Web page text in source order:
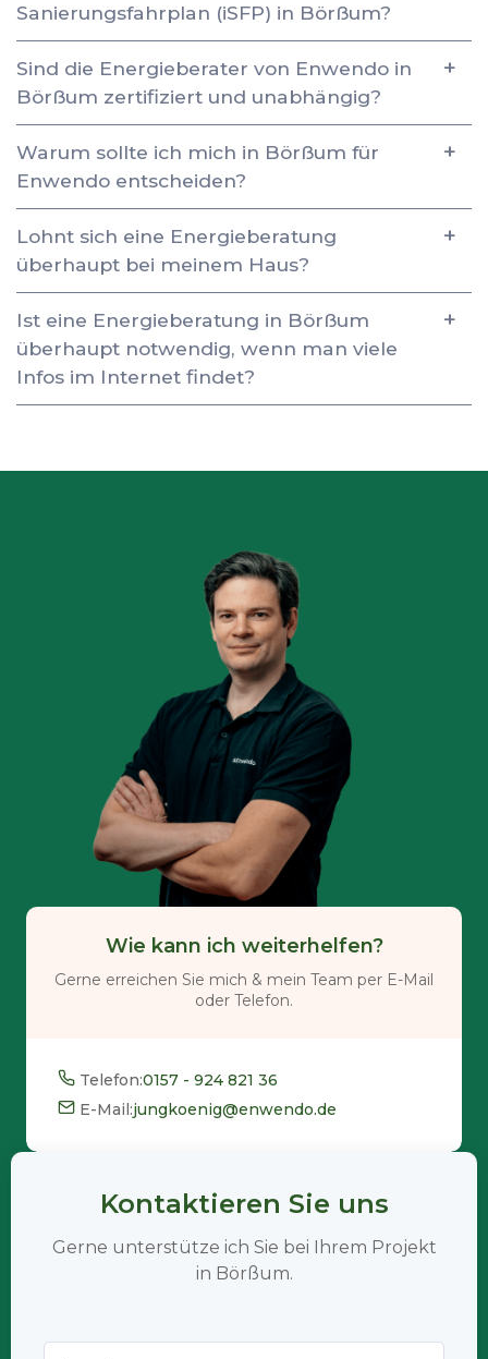
Sanierungsfahrplan (iSFP) in Börßum?
Sind die Energieberater von Enwendo in
Börßum zertifiziert und unabhängig?
Warum sollte ich mich in Börßum für
Enwendo entscheiden?
Lohnt sich eine Energieberatung
überhaupt bei meinem Haus?
Ist eine Energieberatung in Börßum
überhaupt notwendig, wenn man viele
Infos im Internet findet?
Wie kann ich weiterhelfen?
Gerne erreichen Sie mich & mein Team per E-Mail
oder Telefon.
Telefon:0157 - 924 821 36
E-Mail:jungkoenig@enwendo.de
Kontaktieren Sie uns
Gerne unterstütze ich Sie bei Ihrem Projekt
in Börßum.